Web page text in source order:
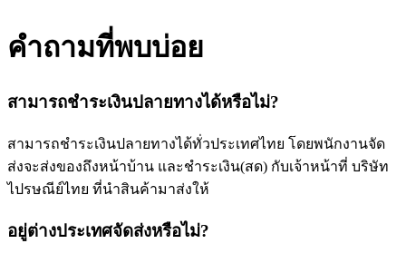
คำถามที่พบบ่อย
สามารถชำระเงินปลายทางได้หรือไม่?
สามารถชำระเงินปลายทางได้ทั่วประเทศไทย โดยพนักงานจัด
ส่งจะส่งของถึงหน้าบ้าน และชำระเงิน(สด) กับเจ้าหน้าที่ บริษัท
ไปรษณีย์ไทย ที่นำสินค้ามาส่งให้
อยู่ต่างประเทศจัดส่งหรือไม่?